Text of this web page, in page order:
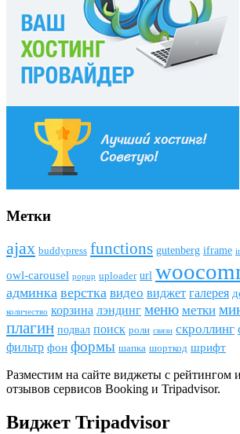
Метки
ajax buddypress funсtions gutenberg iframe
owl-carousel popup uploader url
админка верстка видео виджет галерея
количество корзина лэндинг меню метки
плагин подвал поиск роли связи скроллинг
фильтр фон формы шапка шорткод шрифт
Разместим на сайте виджеты с рейтингом
отзывов сервисов Booking и Tripadvisor.
Виджет Tripadvisor